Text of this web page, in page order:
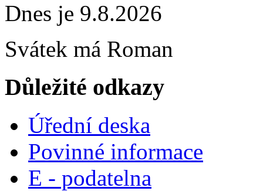
Dnes je 9.8.2026
Svátek má Roman
Důležité odkazy
Úřední deska
Povinné informace
E - podatelna